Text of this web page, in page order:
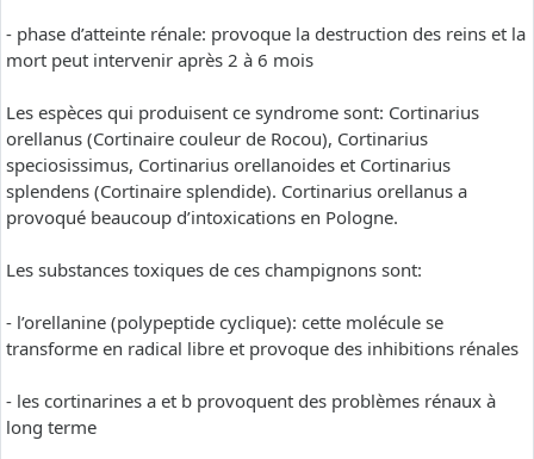
- phase d’atteinte rénale: provoque la destruction des reins et la
mort peut intervenir après 2 à 6 mois
Les espèces qui produisent ce syndrome sont: Cortinarius
orellanus (Cortinaire couleur de Rocou), Cortinarius
speciosissimus, Cortinarius orellanoides et Cortinarius
splendens (Cortinaire splendide). Cortinarius orellanus a
provoqué beaucoup d’intoxications en Pologne.
Les substances toxiques de ces champignons sont:
- l’orellanine (polypeptide cyclique): cette molécule se
transforme en radical libre et provoque des inhibitions rénales
- les cortinarines a et b provoquent des problèmes rénaux à
long terme